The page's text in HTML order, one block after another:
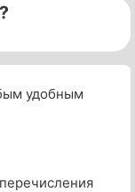
удобным